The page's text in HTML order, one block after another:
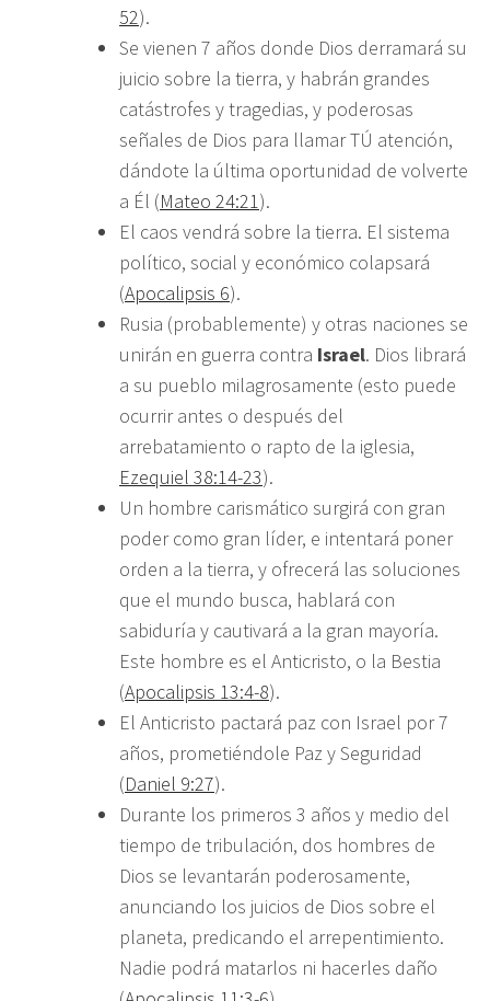
52).
Se vienen 7 años donde Dios derramará su
juicio sobre la tierra, y habrán grandes
catástrofes y tragedias, y poderosas
señales de Dios para llamar TÚ atención,
dándote la última oportunidad de volverte
a Él (Mateo 24:21).
El caos vendrá sobre la tierra. El sistema
político, social y económico colapsará
(Apocalipsis 6).
Rusia (probablemente) y otras naciones se
unirán en guerra contra Israel. Dios librará
a su pueblo milagrosamente (esto puede
ocurrir antes o después del
arrebatamiento o rapto de la iglesia,
Ezequiel 38:14-23).
Un hombre carismático surgirá con gran
poder como gran líder, e intentará poner
orden a la tierra, y ofrecerá las soluciones
que el mundo busca, hablará con
sabiduría y cautivará a la gran mayoría.
Este hombre es el Anticristo, o la Bestia
(Apocalipsis 13:4-8).
El Anticristo pactará paz con Israel por 7
años, prometiéndole Paz y Seguridad
(Daniel 9:27).
Durante los primeros 3 años y medio del
tiempo de tribulación, dos hombres de
Dios se levantarán poderosamente,
anunciando los juicios de Dios sobre el
planeta, predicando el arrepentimiento.
Nadie podrá matarlos ni hacerles daño